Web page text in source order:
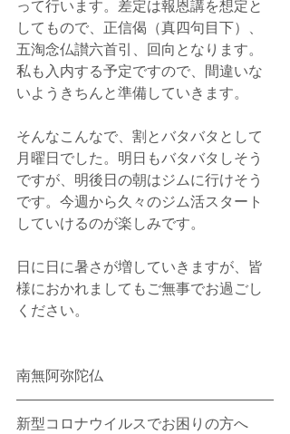
って行います。差定は報恩講を想定と
してもので、正信偈（真四句目下）、
五淘念仏讃六首引、回向となります。
私も入内する予定ですので、間違いな
いようきちんと準備していきます。
そんなこんなで、割とバタバタとして
月曜日でした。明日もバタバタしそう
ですが、明後日の朝はジムに行けそう
です。今週から久々のジム活スタート
していけるのが楽しみです。
日に日に暑さが増していきますが、皆
様におかれましてもご無事でお過ごし
ください。
南無阿弥陀仏
新型コロナウイルスでお困りの方へ